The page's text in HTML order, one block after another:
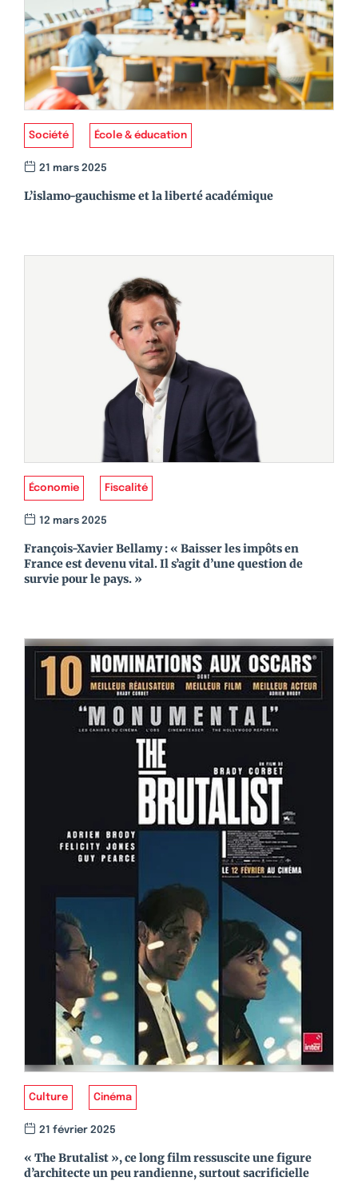
Société École & éducation
21 mars 2025
L’islamo-gauchisme et la liberté académique
Économie Fiscalité
12 mars 2025
François-Xavier Bellamy : « Baisser les impôts en
France est devenu vital. Il s’agit d’une question de
survie pour le pays. »
Culture Cinéma
21 février 2025
« The Brutalist », ce long film ressuscite une figure
d’architecte un peu randienne, surtout sacrificielle